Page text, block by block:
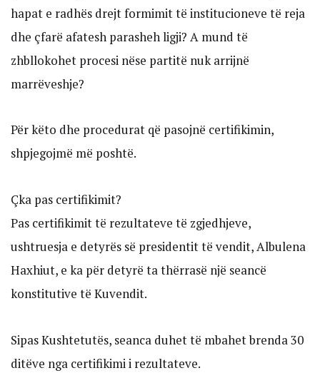
hapat e radhës drejt formimit të institucioneve të reja
dhe çfarë afatesh parasheh ligji? A mund të
zhbllokohet procesi nëse partitë nuk arrijnë
marrëveshje?
Për këto dhe procedurat që pasojnë certifikimin,
shpjegojmë më poshtë.
Çka pas certifikimit?
Pas certifikimit të rezultateve të zgjedhjeve,
ushtruesja e detyrës së presidentit të vendit, Albulena
Haxhiut, e ka për detyrë ta thërrasë një seancë
konstitutive të Kuvendit.
Sipas Kushtetutës, seanca duhet të mbahet brenda 30
ditëve nga certifikimi i rezultateve.